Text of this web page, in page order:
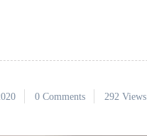
0 Comments 292 Views